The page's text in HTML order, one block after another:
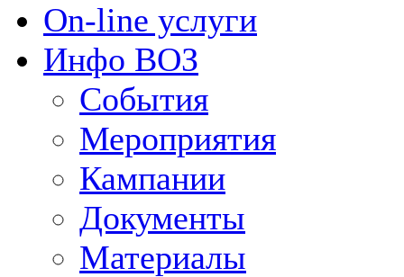
On-line услуги
Инфо ВОЗ
События
Мероприятия
Кампании
Документы
Материалы